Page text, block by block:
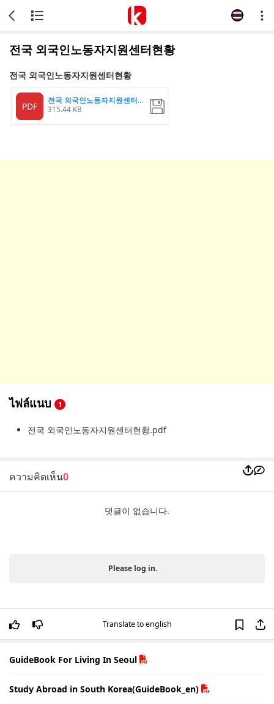
전국 외국인노동자지원센터현황
전국 외국인노동자지원센터현황
PDF
전국 외국인노동자지원센터현황
315.44 KB
ไฟล์แนบ 1
전국 외국인노동자지원센터현황.pdf
ความคิดเห็น0
댓글이 없습니다.
Please log in.
Translate to english
GuideBook For Living In Seoul
Study Abroad in South Korea(GuideBook_en)